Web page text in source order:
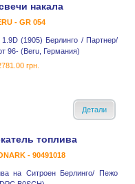
накала
- GR 054
(1905) Берлинго / Партнер/
96- (Beru, Германия)
грн.
Детали
топлива
- 90491018
на Ситроен Берлинго/ Пежо